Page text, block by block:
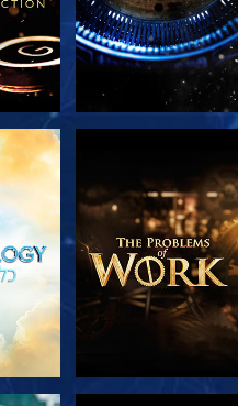
בדוק את הסדרה